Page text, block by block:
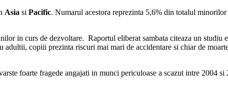
Asia si Pacific. Numarul acestora reprezinta 5,6% din totalul
in curs de dezvoltare. Raportul eliberat sambata citeaza un studiu
copiii prezinta riscuri mai mari de accidentare si chiar de
foarte fragede angajati in munci periculoase a scazut intre 2004